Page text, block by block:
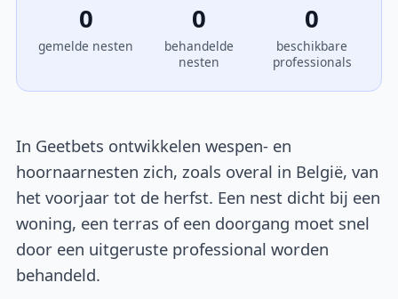
0
gemelde nesten
0
behandelde
nesten
0
beschikbare
professionals
In Geetbets ontwikkelen wespen- en
hoornaarnesten zich, zoals overal in België, van
het voorjaar tot de herfst. Een nest dicht bij een
woning, een terras of een doorgang moet snel
door een uitgeruste professional worden
behandeld.